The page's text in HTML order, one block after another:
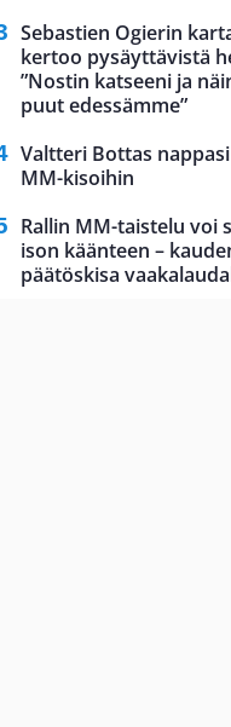
Sebastien Ogierin
kertoo pysäyttävistä
”Nostin katseeni ja
puut edessämme”
Valtteri Bottas
MM-kisoihin
Rallin MM-taistelu voi
ison käänteen –
päätöskisa